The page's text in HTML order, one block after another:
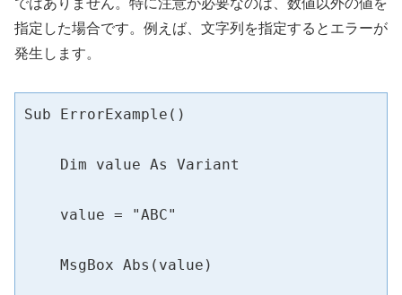
ではありません。特に注意が必要なのは、数値以外の値を
指定した場合です。例えば、文字列を指定するとエラーが
発生します。
Sub ErrorExample()
    Dim value As Variant
    value = "ABC"
    MsgBox Abs(value)